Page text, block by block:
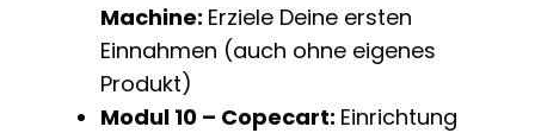
Machine: Erziele Deine ersten
Einnahmen (auch ohne eigenes
Produkt)
Modul 10 – Copecart: Einrichtung